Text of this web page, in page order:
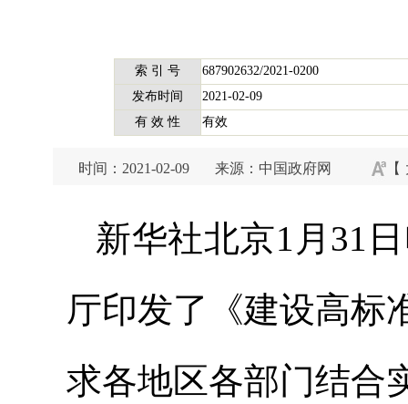
索 引 号
687902632/2021-0200
发布时间
2021-02-09
有 效 性
有效
时间：2021-02-09 来源：中国政府网 【
新华社北京1月31
厅印发了《建设高标
求各地区各部门结合